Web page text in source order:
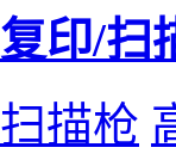
复印/扫
扫描枪